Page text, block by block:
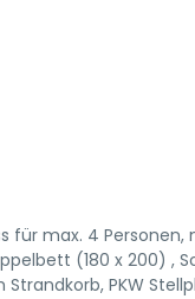
max. 4 Personen,
(180 x 200) ,
PKW